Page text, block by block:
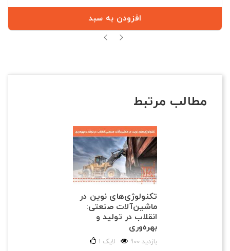
افزودن به سبد
مطالب مرتبط
تکنولوژی‌های نوین در
ماشین‌آلات صنعتی:
انقلاب در تولید و
بهره‌وری
900 بازدید 1 لایک